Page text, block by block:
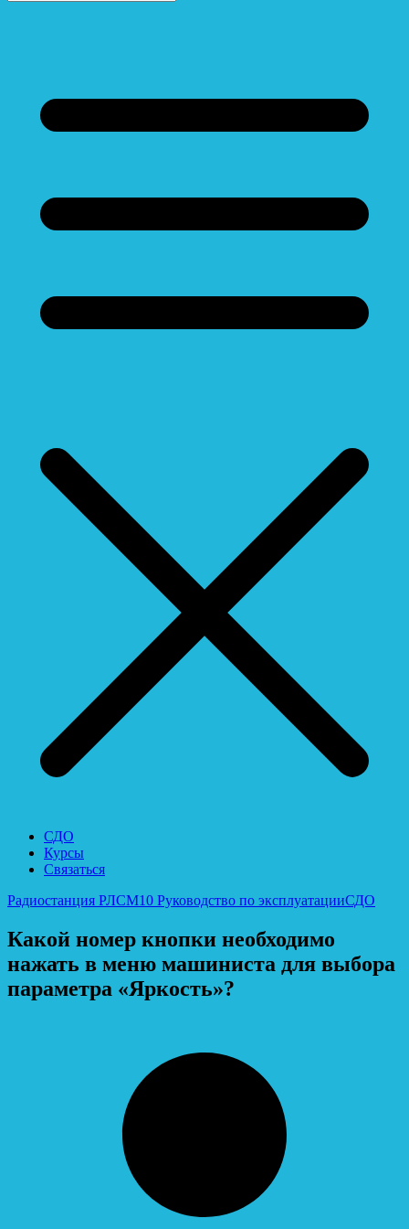
СДО
Курсы
Связаться
Радиостанция РЛСМ10 Руководство по эксплуатацииСДО
Какой номер кнопки необходимо
нажать в меню машиниста для выбора
параметра «Яркость»?